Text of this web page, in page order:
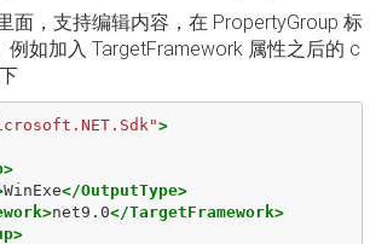
面，支持编辑内容，在 PropertyGroup 标
例如加入 TargetFramework 属性之后的 c
>
WinExe</OutputType>
net9.0</TargetFramework>